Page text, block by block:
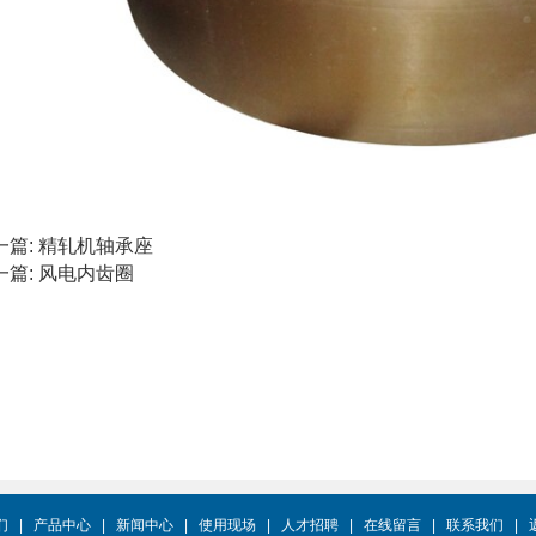
篇: 精轧机轴承座
篇: 风电内齿圈
产品中心| 新闻中心| 使用现场| 人才招聘| 在线留言| 联系我们